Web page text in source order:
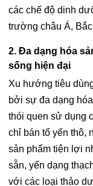
các chế độ dinh
trường châu Á,
2. Đa dạng hóa
sống hiện đại
Xu hướng tiêu
bởi sự đa dạng
thói quen sử dụng
chỉ bán tổ yến thô,
sản phẩm tiện lợi
sẵn, yến dạng
với các loại thảo